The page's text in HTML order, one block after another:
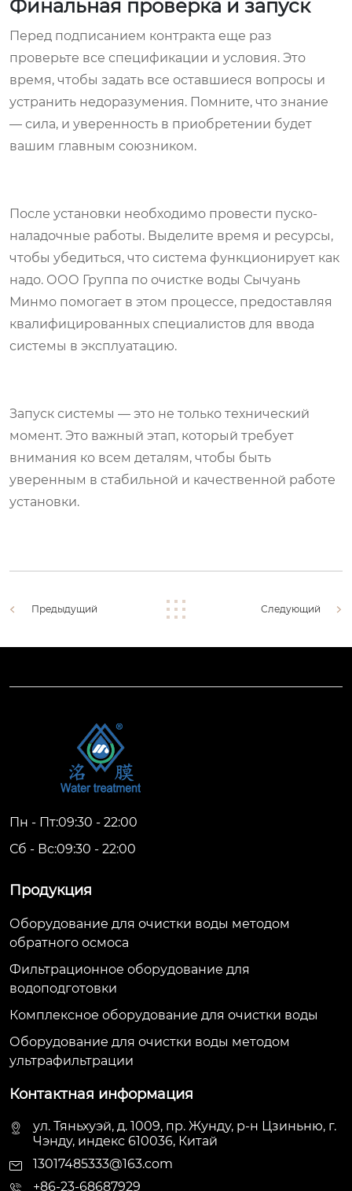
Финальная проверка и запуск
Перед подписанием контракта еще раз
проверьте все спецификации и условия. Это
время, чтобы задать все оставшиеся вопросы и
устранить недоразумения. Помните, что знание
— сила, и уверенность в приобретении будет
вашим главным союзником.
После установки необходимо провести пуско-
наладочные работы. Выделите время и ресурсы,
чтобы убедиться, что система функционирует как
надо. ООО Группа по очистке воды Сычуань
Минмо помогает в этом процессе, предоставляя
квалифицированных специалистов для ввода
системы в эксплуатацию.
Запуск системы — это не только технический
момент. Это важный этап, который требует
внимания ко всем деталям, чтобы быть
уверенным в стабильной и качественной работе
установки.
Предыдущий Следующий
Пн - Пт:09:30 - 22:00
Сб - Вс:09:30 - 22:00
Продукция
Оборудование для очистки воды методом
обратного осмоса
Фильтрационное оборудование для
водоподготовки
Комплексное оборудование для очистки воды
Оборудование для очистки воды методом
ультрафильтрации
Контактная информация
ул. Тяньхуэй, д. 1009, пр. Жунду, р-н Цзиньню, г.
Чэнду, индекс 610036, Китай
13017485333@163.com
+86-23-68687929